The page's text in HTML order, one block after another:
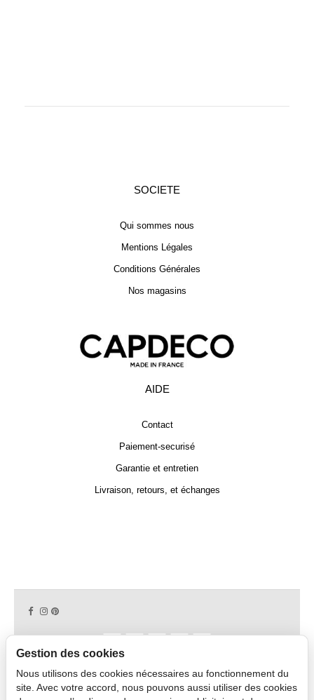
SOCIETE
Qui sommes nous
Mentions Légales
Conditions Générales
Nos magasins
AIDE
Contact
Paiement-securisé
Garantie et entretien
Livraison, retours, et échanges
Gestion des cookies
Nous utilisons des cookies nécessaires au fonctionnement du
site. Avec votre accord, nous pouvons aussi utiliser des cookies